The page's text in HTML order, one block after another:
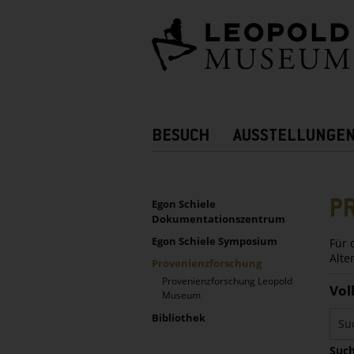
Hauptnavigation
BESUCH AUSSTELLUNGEN
Sidebar
UNTERNAVIGATION
Egon Schiele
Dokumentationszentrum
Egon Schiele Symposium
Provenienzforschung
Provenienzforschung Leopold
Museum
Bibliothek
Für